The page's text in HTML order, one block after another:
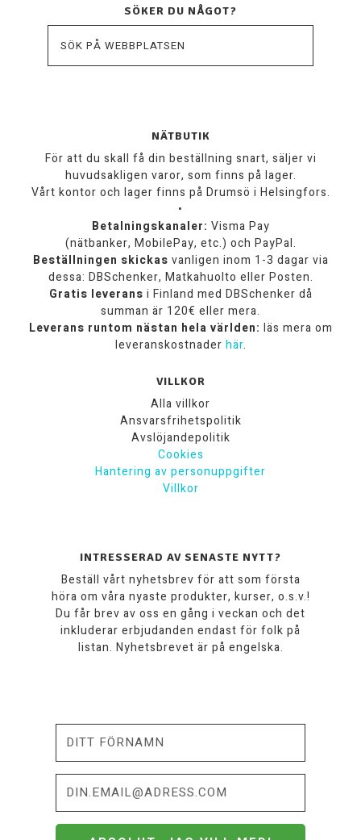
SÖKER DU NÅGOT?
NÄTBUTIK
För att du skall få din beställning snart, säljer vi
huvudsakligen varor, som finns på lager.
Vårt kontor och lager finns på Drumsö i Helsingfors.
•
Betalningskanaler: Visma Pay
(nätbanker, MobilePay, etc.) och PayPal.
Beställningen skickas vanligen inom 1-3 dagar via
dessa: DBSchenker, Matkahuolto eller Posten.
Gratis leverans i Finland med DBSchenker då
summan är 120€ eller mera.
Leverans runtom nästan hela världen: läs mera om
leveranskostnader här.
VILLKOR
Alla villkor
Ansvarsfrihetspolitik
Avslöjandepolitik
Cookies
Hantering av personuppgifter
Villkor
INTRESSERAD AV SENASTE NYTT?
Beställ vårt nyhetsbrev för att som första
höra om våra nyaste produkter, kurser, o.s.v.!
Du får brev av oss en gång i veckan och det
inkluderar erbjudanden endast för folk på
listan. Nyhetsbrevet är på engelska.